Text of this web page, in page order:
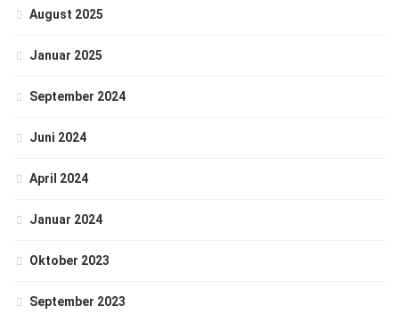
August 2025
Januar 2025
September 2024
Juni 2024
April 2024
Januar 2024
Oktober 2023
September 2023